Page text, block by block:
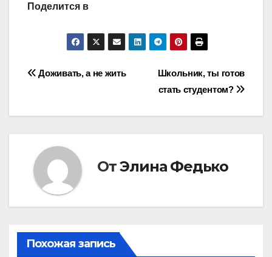
Поделится в
Навигация
Школьник, ты готов
стать студентом?
Доживать, а не жить
ОтЭлина Федько
Похожая запись